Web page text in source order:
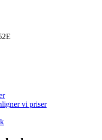
vi priser